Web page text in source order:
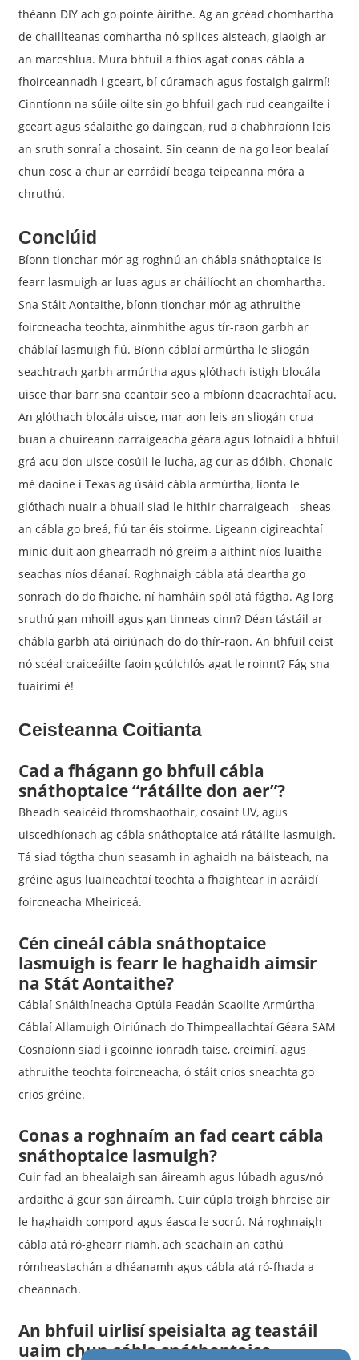
théann DIY ach go pointe áirithe. Ag an gcéad chomhartha
de chaillteanas comhartha nó splices aisteach, glaoigh ar
an marcshlua. Mura bhfuil a fhios agat conas cábla a
fhoirceannadh i gceart, bí cúramach agus fostaigh gairmí!
Cinntíonn na súile oilte sin go bhfuil gach rud ceangailte i
gceart agus séalaithe go daingean, rud a chabhraíonn leis
an sruth sonraí a chosaint. Sin ceann de na go leor bealaí
chun cosc ​​a chur ar earráidí beaga teipeanna móra a
chruthú.
Conclúid
Bíonn tionchar mór ag roghnú an chábla snáthoptaice is
fearr lasmuigh ar luas agus ar cháilíocht an chomhartha.
Sna Stáit Aontaithe, bíonn tionchar mór ag athruithe
foircneacha teochta, ainmhithe agus tír-raon garbh ar
cháblaí lasmuigh fiú. Bíonn cáblaí armúrtha le sliogán
seachtrach garbh armúrtha agus glóthach istigh blocála
uisce thar barr sna ceantair seo a mbíonn deacrachtaí acu.
An glóthach blocála uisce, mar aon leis an sliogán crua
buan a chuireann carraigeacha géara agus lotnaidí a bhfuil
grá acu don uisce cosúil le lucha, ag cur as dóibh. Chonaic
mé daoine i Texas ag úsáid cábla armúrtha, líonta le
glóthach nuair a bhuail siad le hithir charraigeach - sheas
an cábla go breá, fiú tar éis stoirme. Ligeann cigireachtaí
minic duit aon ghearradh nó greim a aithint níos luaithe
seachas níos déanaí. Roghnaigh cábla atá deartha go
sonrach do do fhaiche, ní hamháin spól atá fágtha. Ag lorg
sruthú gan mhoill agus gan tinneas cinn? Déan tástáil ar
chábla garbh atá oiriúnach do do thír-raon. An bhfuil ceist
nó scéal craiceáilte faoin gcúlchlós agat le roinnt? Fág sna
tuairimí é!
Ceisteanna Coitianta
Cad a fhágann go bhfuil cábla
snáthoptaice “rátáilte don aer”?
Bheadh ​​seaicéid thromshaothair, cosaint UV, agus
uiscedhíonach ag cábla snáthoptaice atá rátáilte lasmuigh.
Tá siad tógtha chun seasamh in aghaidh na báisteach, na
gréine agus luaineachtaí teochta a fhaightear in aeráidí
foircneacha Mheiriceá.
Cén cineál cábla snáthoptaice
lasmuigh is fearr le haghaidh aimsir
na Stát Aontaithe?
Cáblaí Snáithíneacha Optúla Feadán Scaoilte Armúrtha
Cáblaí Allamuigh Oiriúnach do Thimpeallachtaí Géara SAM
Cosnaíonn siad i gcoinne ionradh taise, creimirí, agus
athruithe teochta foircneacha, ó stáit crios sneachta go
crios gréine.
Conas a roghnaím an fad ceart cábla
snáthoptaice lasmuigh?
Cuir fad an bhealaigh san áireamh agus lúbadh agus/nó
ardaithe á gcur san áireamh. Cuir cúpla troigh bhreise air
le haghaidh compord agus éasca le socrú. Ná roghnaigh
cábla atá ró-ghearr riamh, ach seachain an cathú
rómheastachán a dhéanamh agus cábla atá ró-fhada a
cheannach.
An bhfuil uirlisí speisialta ag teastáil
uaim chun cábla snáthoptaice